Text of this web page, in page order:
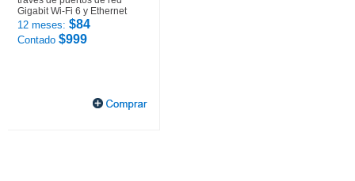
Gigabit Wi-Fi 6 y Ethernet
12 meses: $84
Contado $999